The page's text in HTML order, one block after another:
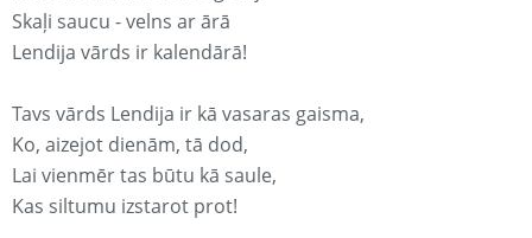
Skaļi saucu - velns ar ārā
Lendija vārds ir kalendārā!
Tavs vārds Lendija ir kā vasaras gaisma,
Ko, aizejot dienām, tā dod,
Lai vienmēr tas būtu kā saule,
Kas siltumu izstarot prot!